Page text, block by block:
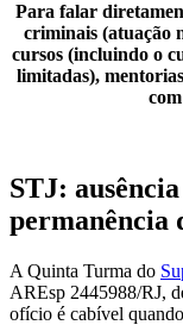
Para falar
criminais (atuação
cursos (incluindo o
limitadas),
STJ:
permanência
A Quinta Turma do
AREsp 2445988/RJ,
ofício é cabível